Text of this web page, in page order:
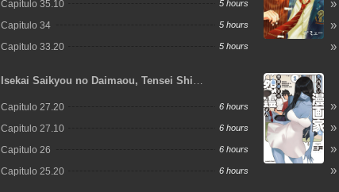
Capitulo 35.10 5 hours
Capitulo 34 5 hours
Capitulo 33.20 5 hours
Isekai Saikyou no Daimaou, Tensei Shi
Capitulo 27.20 6 hours
Capitulo 27.10 6 hours
Capitulo 26 6 hours
Capitulo 25.20 6 hours